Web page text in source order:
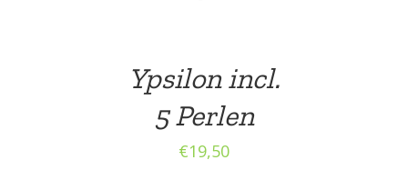
Ypsilon incl.
5 Perlen
€19,50